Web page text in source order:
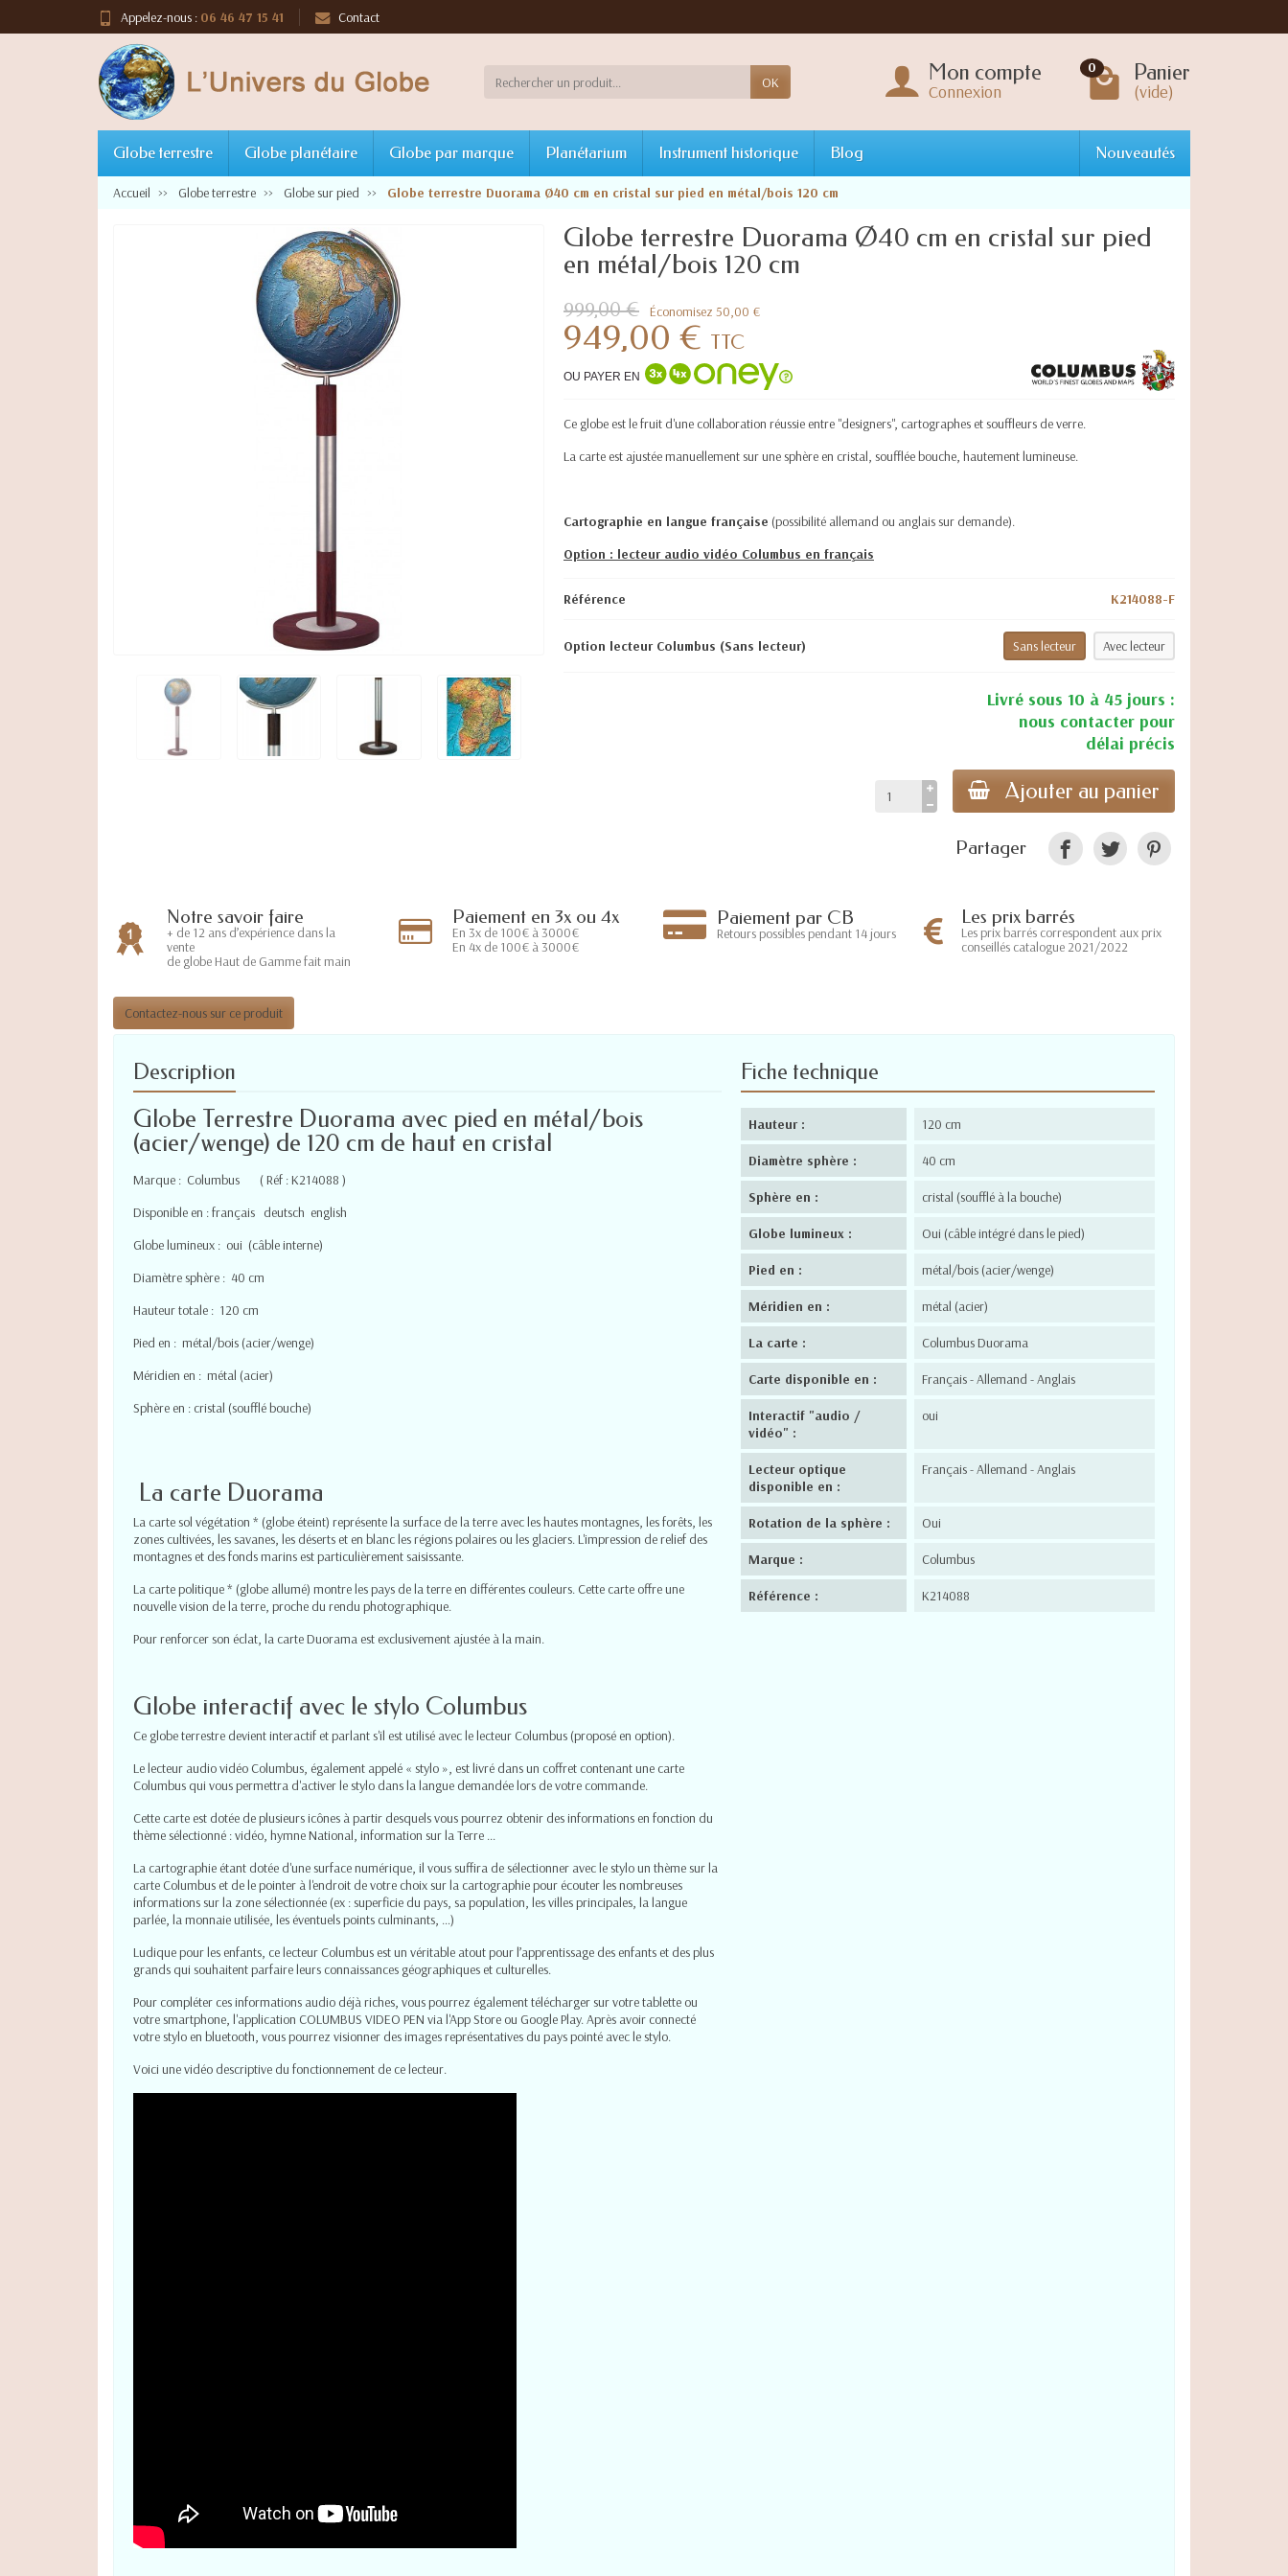
Appelez-nous : 06 46 47 15 41 Contact
OK Mon compte
Connexion
0 Panier
(vide)
Globe terrestre Globe planétaire Globe par marque Planétarium Instrument historique Blog Nouveautés
Accueil Globe terrestre Globe sur pied Globe terrestre Duorama Ø40 cm en cristal sur pied en métal/bois 120 cm
Globe terrestre Duorama Ø40 cm en cristal sur pied
en métal/bois 120 cm
999,00 € Économisez 50,00 €
949,00 € TTC
OU PAYER EN
Ce globe est le fruit d'une collaboration réussie entre "designers", cartographes et souffleurs de verre.
La carte est ajustée manuellement sur une sphère en cristal, soufflée bouche, hautement lumineuse.
Cartographie en langue française (possibilité allemand ou anglais sur demande).
Option : lecteur audio vidéo Columbus en français
Référence K214088-F
Option lecteur Columbus (Sans lecteur) Sans lecteur Avec lecteur
Livré sous 10 à 45 jours :
nous contacter pour
délai précis
Ajouter au panier
Partager
Notre savoir faire
+ de 12 ans d’expérience dans la
vente
de globe Haut de Gamme fait main
Paiement en 3x ou 4x
En 3x de 100€ à 3000€
En 4x de 100€ à 3000€
Paiement par CB
Retours possibles pendant 14 jours
Les prix barrés
Les prix barrés correspondent aux prix
conseillés catalogue 2021/2022
Contactez-nous sur ce produit
Description
Globe Terrestre Duorama avec pied en métal/bois
(acier/wenge) de 120 cm de haut en cristal
Marque : Columbus ( Réf : K214088 )
Disponible en : français deutsch english
Globe lumineux : oui (câble interne)
Diamètre sphère : 40 cm
Hauteur totale : 120 cm
Pied en : métal/bois (acier/wenge)
Méridien en : métal (acier)
Sphère en : cristal (soufflé bouche)
La carte Duorama
La carte sol végétation * (globe éteint) représente la surface de la terre avec les hautes montagnes, les forêts, les
zones cultivées, les savanes, les déserts et en blanc les régions polaires ou les glaciers. L'impression de relief des
montagnes et des fonds marins est particulièrement saisissante.
La carte politique * (globe allumé) montre les pays de la terre en différentes couleurs. Cette carte offre une
nouvelle vision de la terre, proche du rendu photographique.
Pour renforcer son éclat, la carte Duorama est exclusivement ajustée à la main.
Globe interactif avec le stylo Columbus
Ce globe terrestre devient interactif et parlant s'il est utilisé avec le lecteur Columbus (proposé en option).
Le lecteur audio vidéo Columbus, également appelé « stylo », est livré dans un coffret contenant une carte
Columbus qui vous permettra d'activer le stylo dans la langue demandée lors de votre commande.
Cette carte est dotée de plusieurs icônes à partir desquels vous pourrez obtenir des informations en fonction du
thème sélectionné : vidéo, hymne National, information sur la Terre ...
La cartographie étant dotée d'une surface numérique, il vous suffira de sélectionner avec le stylo un thème sur la
carte Columbus et de le pointer à l'endroit de votre choix sur la cartographie pour écouter les nombreuses
informations sur la zone sélectionnée (ex : superficie du pays, sa population, les villes principales, la langue
parlée, la monnaie utilisée, les éventuels points culminants, …)
Ludique pour les enfants, ce lecteur Columbus est un véritable atout pour l’apprentissage des enfants et des plus
grands qui souhaitent parfaire leurs connaissances géographiques et culturelles.
Pour compléter ces informations audio déjà riches, vous pourrez également télécharger sur votre tablette ou
votre smartphone, l'application COLUMBUS VIDEO PEN via l'App Store ou Google Play. Après avoir connecté
votre stylo en bluetooth, vous pourrez visionner des images représentatives du pays pointé avec le stylo.
Voici une vidéo descriptive du fonctionnement de ce lecteur.
Fiche technique
Hauteur : 120 cm
Diamètre sphère : 40 cm
Sphère en : cristal (soufflé à la bouche)
Globe lumineux : Oui (câble intégré dans le pied)
Pied en : métal/bois (acier/wenge)
Méridien en : métal (acier)
La carte : Columbus Duorama
Carte disponible en : Français - Allemand - Anglais
Interactif "audio /
vidéo" :
oui
Lecteur optique
disponible en :
Français - Allemand - Anglais
Rotation de la sphère : Oui
Marque : Columbus
Référence : K214088